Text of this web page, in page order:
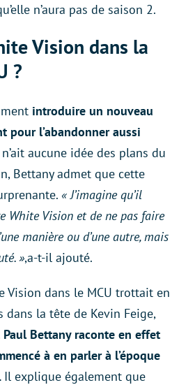
n’aura pas de saison 2.
Vision dans la
?
introduire un nouveau
pour l’abandonner aussi
aucune idée des plans du
Bettany admet que cette
« J’imagine qu’il
White Vision et de ne pas faire
manière ou d’une autre, mais
»,a-t-il ajouté.
Vision dans le MCU trottait en
la tête de Kevin Feige,
Paul Bettany raconte en effet
à en parler à l’époque
Il explique également que